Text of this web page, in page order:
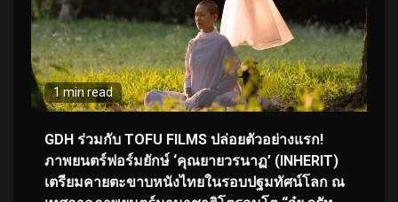
1 min read
GDH ร่วมกับ TOFU FILMS ปล่อยตัวอย่างแรก!
ภาพยนตร์ฟอร์มยักษ์ ‘คุณยายวรนาฏ’ (INHERIT)
เตรียมคายตะขาบหนังไทยในรอบปฐมทัศน์โลก ณ